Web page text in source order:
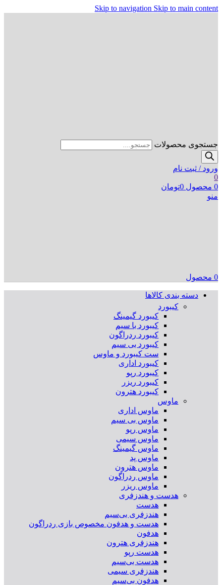
Skip to navigation Skip to main content
جستجوی محصولات
ورود / ثبت نام
0
0 محصول 0تومان
منو
0 محصول
دسته بندی کالاها
کیبورد
کیبورد گیمینگ
کیبورد با سیم
کیبورد ردراگون
کیبورد بی سیم
ست کیبورد و ماوس
کیبورد اداری
کیبورد رپو
کیبورد ریزر
کیبورد هترون
ماوس
ماوس اداری
ماوس بی سیم
ماوس رپو
ماوس سیمی
ماوس گیمینگ
ماوس پد
ماوس هترون
ماوس ردراگون
ماوس ریزر
هدست و هندزفری
هدست
هندزفری بی‌سیم
هدست و هدفون مخصوص بازی ردراگون
هدفون
هندزفری هترون
هدست رپو
هدست بی‌سیم
هندزفری سیمی
هدفون بی‌سیم